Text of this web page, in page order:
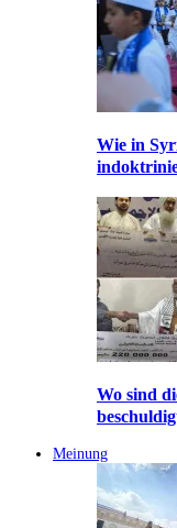
Wie in
Wo sind
Meinung